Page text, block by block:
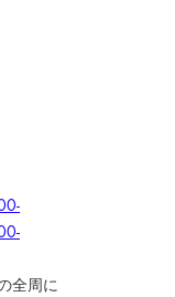
全周に